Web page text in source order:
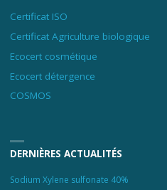
Certificat ISO
Certificat Agriculture biologique
Ecocert cosmétique
Ecocert détergence
COSMOS
DERNIÈRES ACTUALITÉS
Sodium Xylene sulfonate 40%